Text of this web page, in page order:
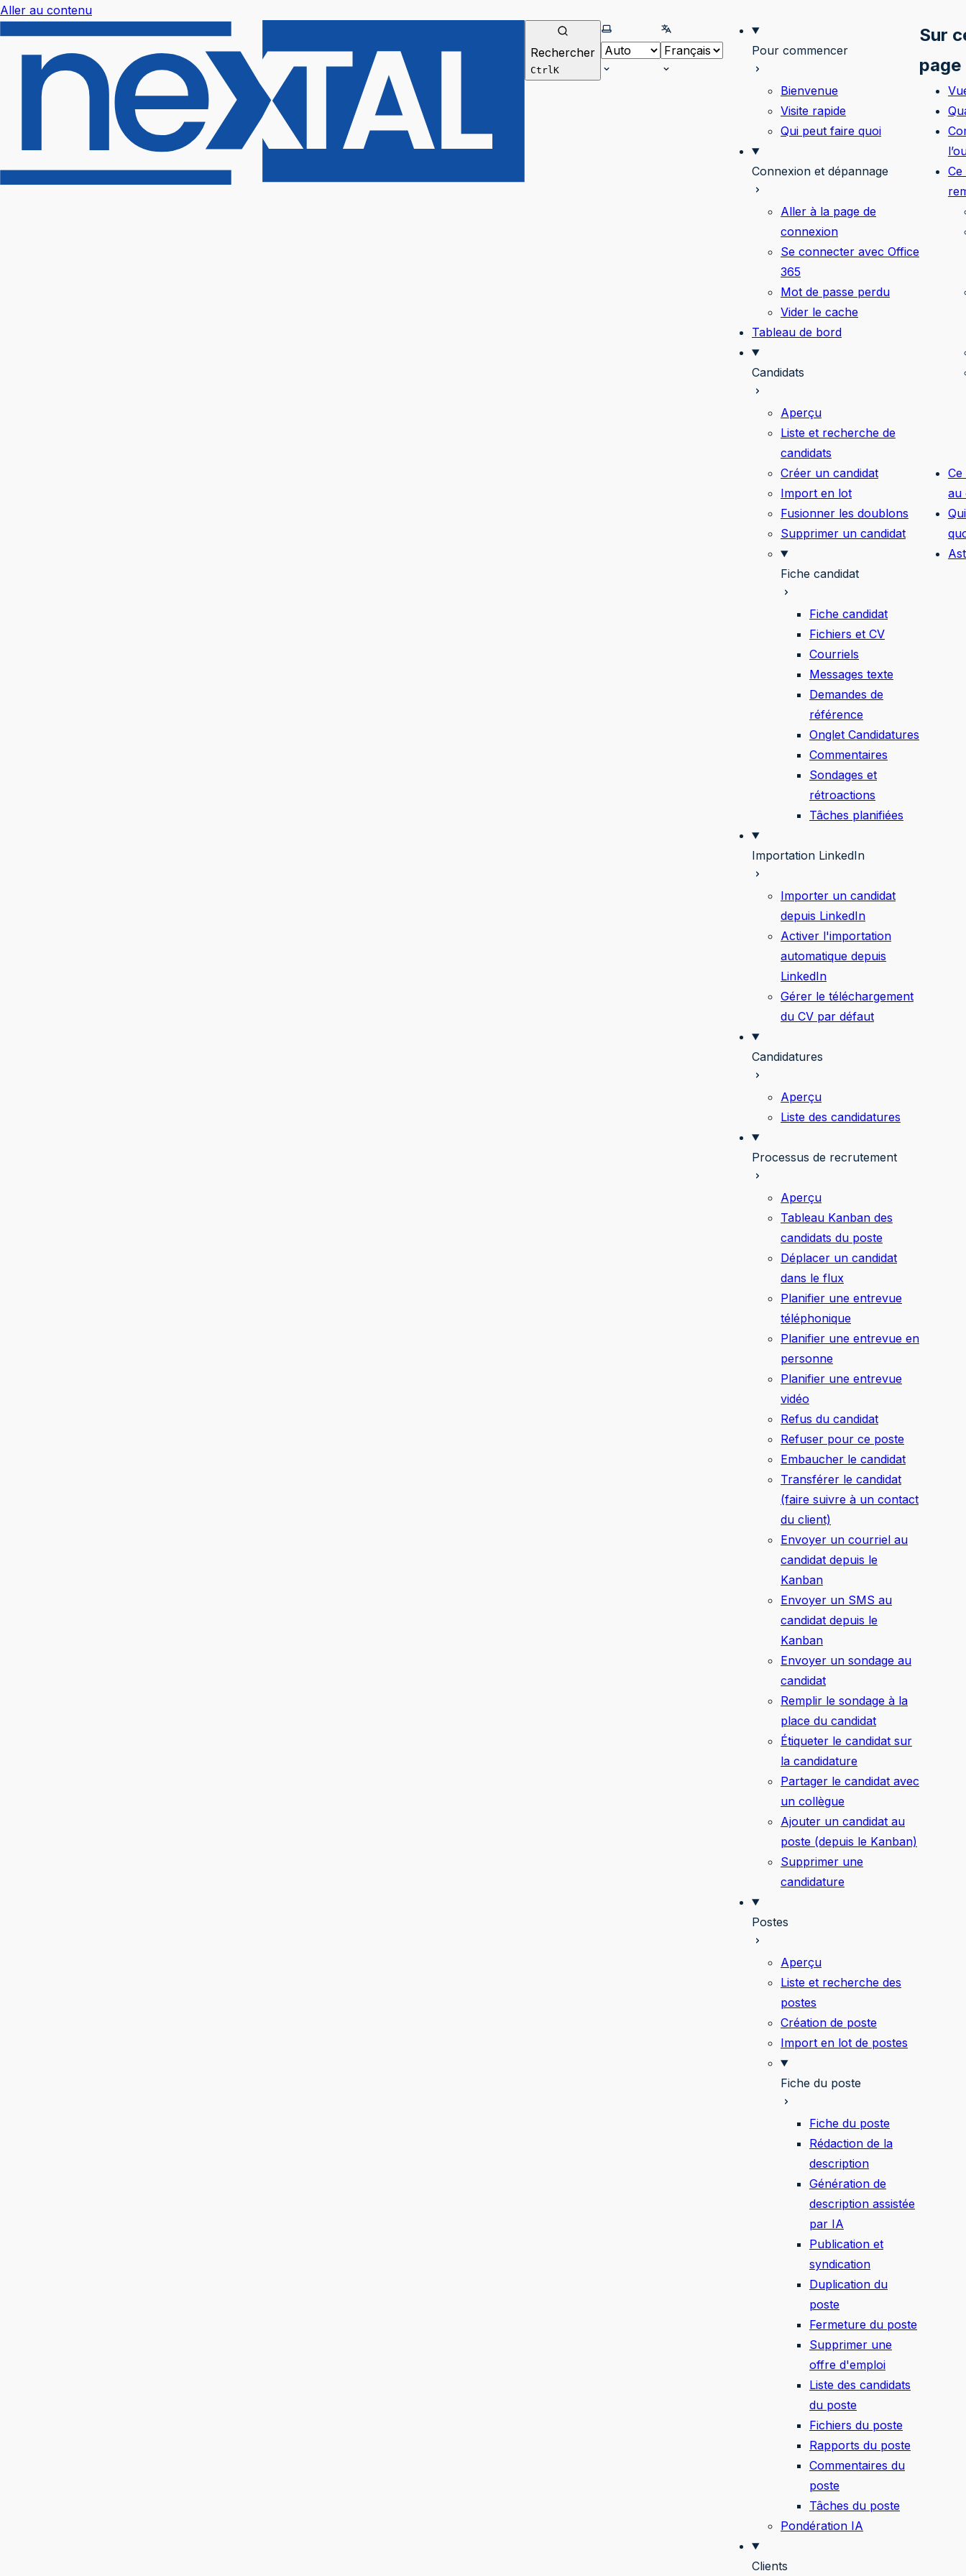
Aller au contenu
Rechercher
CtrlK
Selectionner le thèmeSelectionner la langue
Pour commencer
Bienvenue
Visite rapide
Qui peut faire quoi
Connexion et dépannage
Aller à la page de
connexion
Se connecter avec Office
365
Mot de passe perdu
Vider le cache
Tableau de bord
Candidats
Aperçu
Liste et recherche de
candidats
Créer un candidat
Import en lot
Fusionner les doublons
Supprimer un candidat
Fiche candidat
Fiche candidat
Fichiers et CV
Courriels
Messages texte
Demandes de
référence
Onglet Candidatures
Commentaires
Sondages et
rétroactions
Tâches planifiées
Importation LinkedIn
Importer un candidat
depuis LinkedIn
Activer l'importation
automatique depuis
LinkedIn
Gérer le téléchargement
du CV par défaut
Candidatures
Aperçu
Liste des candidatures
Processus de recrutement
Aperçu
Tableau Kanban des
candidats du poste
Déplacer un candidat
dans le flux
Planifier une entrevue
téléphonique
Planifier une entrevue en
personne
Planifier une entrevue
vidéo
Refus du candidat
Refuser pour ce poste
Embaucher le candidat
Transférer le candidat
(faire suivre à un contact
du client)
Envoyer un courriel au
candidat depuis le
Kanban
Envoyer un SMS au
candidat depuis le
Kanban
Envoyer un sondage au
candidat
Remplir le sondage à la
place du candidat
Étiqueter le candidat sur
la candidature
Partager le candidat avec
un collègue
Ajouter un candidat au
poste (depuis le Kanban)
Supprimer une
candidature
Postes
Aperçu
Liste et recherche des
postes
Création de poste
Import en lot de postes
Fiche du poste
Fiche du poste
Rédaction de la
description
Génération de
description assistée
par IA
Publication et
syndication
Duplication du
poste
Fermeture du poste
Supprimer une
offre d'emploi
Liste des candidats
du poste
Fichiers du poste
Rapports du poste
Commentaires du
poste
Tâches du poste
Pondération IA
Clients
Sur
page
Ce
au